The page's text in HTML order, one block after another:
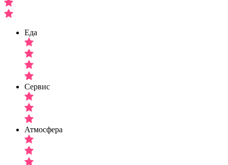
Еда
Сервис
Атмосфера